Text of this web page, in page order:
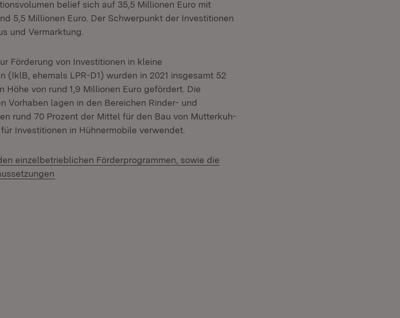
belief sich auf 35,5 Millionen Euro mit
5,5 Millionen Euro. Der Schwerpunkt der Investitionen
und Vermarktung.
Förderung von Investitionen in kleine
(IklB, ehemals LPR-D1) wurden in 2021 insgesamt 52
Höhe von rund 1,9 Millionen Euro gefördert. Die
Vorhaben lagen in den Bereichen Rinder- und
rund 70 Prozent der Mittel für den Bau von Mutterkuh-
Investitionen in Hühnermobile verwendet.
einzelbetrieblichen Förderprogrammen, sowie die